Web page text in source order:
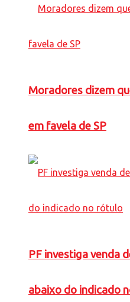
Moradores dizem
em favela de SP
PF investiga venda
abaixo do indicado